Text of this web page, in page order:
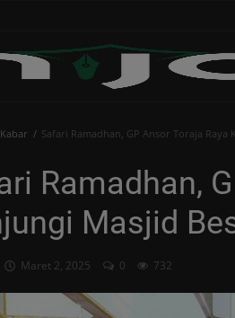
Kabar Safari Ramadhan, GP Ansor Toraja
Ramadhan,
Masjid
Maret 2, 2025 0 732